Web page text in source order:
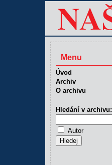
Menu
Úvod
Archiv
O archivu
Hledání v archivu:
Autor